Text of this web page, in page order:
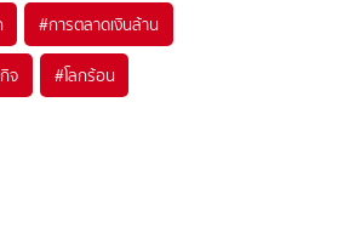
#การตลาดเงินล้าน
จ #โลกร้อน